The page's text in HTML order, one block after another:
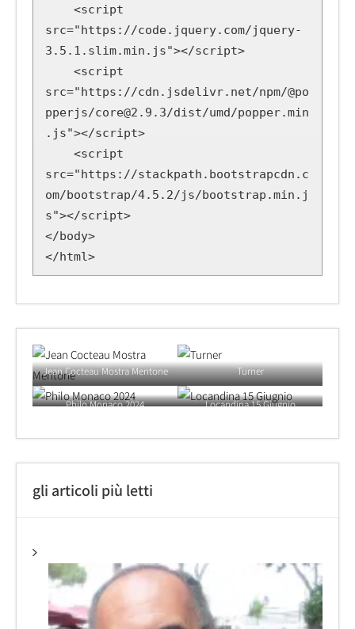
src="https://code.jquery.com/jquery-
3.5.1.slim.min.js"></script>
src="https://cdn.jsdelivr.net/npm/@po
pperjs/core@2.9.3/dist/umd/popper.min
.js"></script>
src="https://stackpath.bootstrapcdn.c
om/bootstrap/4.5.2/js/bootstrap.min.j
s"></script>
</body>
</html>
Jean Cocteau Mostra Mentone Turner
Philo Monaco 2024 Locandina 15 Giugnio
gli articoli più letti